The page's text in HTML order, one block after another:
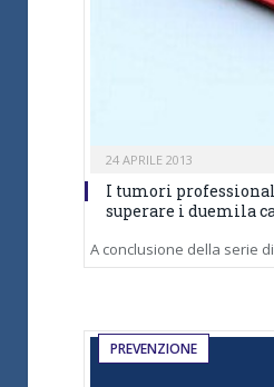
24 APRILE 2013
I tumori
superare i duemila
A conclusione della serie
PREVENZIONE